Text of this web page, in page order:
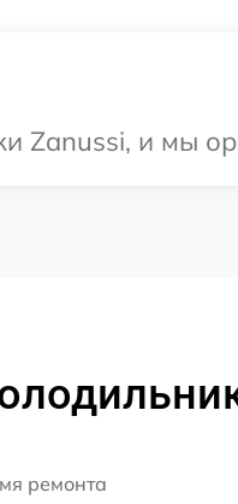
и мы
ремонта